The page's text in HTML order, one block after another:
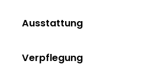
Ausstattung
Verpflegung